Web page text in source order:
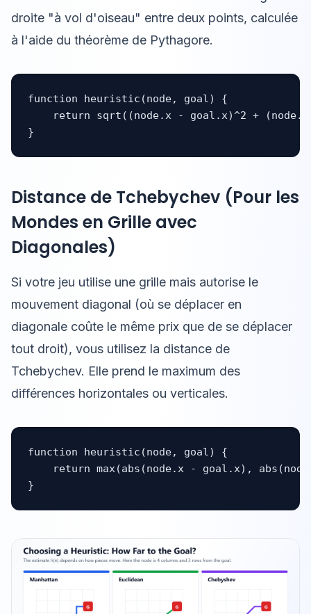
droite "à vol d'oiseau" entre deux points, calculée
à l'aide du théorème de Pythagore.
function heuristic(node, goal) {
return sqrt((node.x - goal.x)^2 +
}
Distance de Tchebychev (Pour les
Mondes en Grille avec
Diagonales)
Si votre jeu utilise une grille mais autorise le
mouvement diagonal (où se déplacer en
diagonale coûte le même prix que de se déplacer
tout droit), vous utilisez la distance de
Tchebychev. Elle prend le maximum des
différences horizontales ou verticales.
function heuristic(node, goal) {
return max(abs(node.x - goal.x),
}